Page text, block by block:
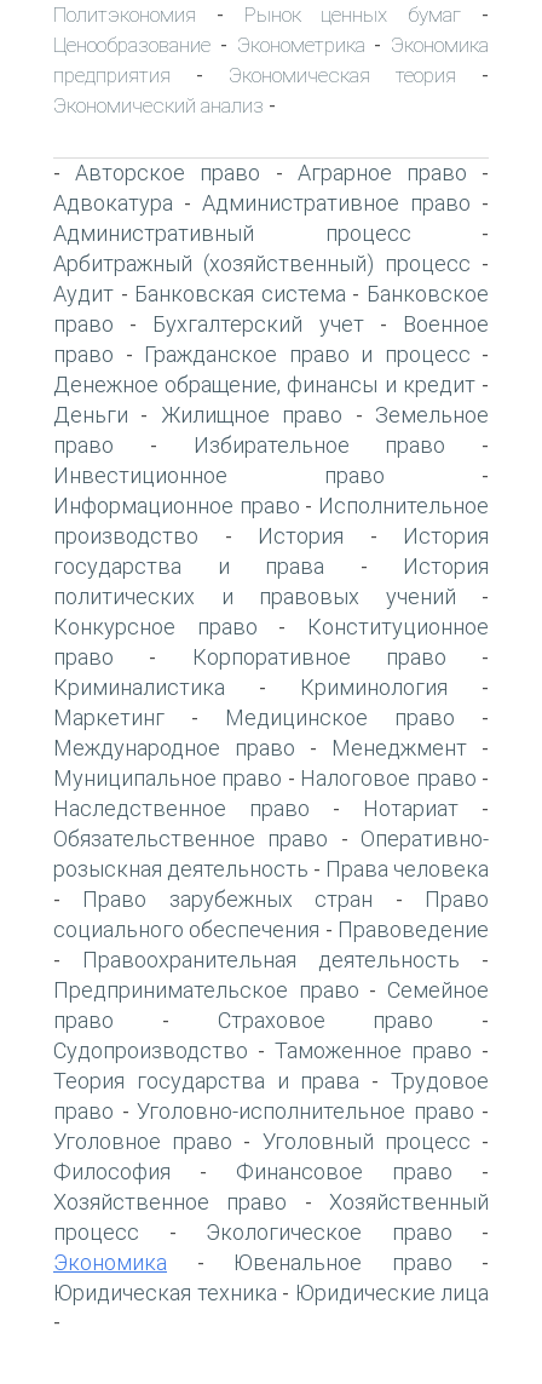
Политэкономия - Рынок ценных бумаг -
Ценообразование - Эконометрика - Экономика
предприятия - Экономическая теория -
Экономический анализ -
-Авторское право - Аграрное право -
Адвокатура - Административное право -
Административный процесс -
Арбитражный (хозяйственный) процесс -
Аудит - Банковская система - Банковское
право - Бухгалтерский учет-
Военное
право - Гражданское право и процесс -
Денежное обращение, финансы и кредит-
Деньги - Жилищное право - Земельное
право - Избирательное право -
Инвестиционное право -
Информационное право - Исполнительное
производство - История -
История
государства и права -
История
политических и правовых учений -
Конкурсное право -
Конституционное
право - Корпоративное право -
Криминалистика - Криминология -
Маркетинг - Медицинское право -
Международное право - Менеджмент -
Муниципальное право - Налоговое право -
Наследственное право - Нотариат -
Обязательственное право - Оперативно-
розыскная деятельность - Права человека
- Право зарубежных стран -
Право
социального обеспечения - Правоведение
- Правоохранительная деятельность -
Предпринимательское право - Семейное
право - Страховое право -
Судопроизводство - Таможенное право -
Теория государства и права -Трудовое
право - Уголовно-исполнительное право -
Уголовное право - Уголовный процесс -
Философия - Финансовое право -
Хозяйственное право - Хозяйственный
процесс - Экологическое право -
Экономика - Ювенальное право -
Юридическая техника - Юридические лица
-